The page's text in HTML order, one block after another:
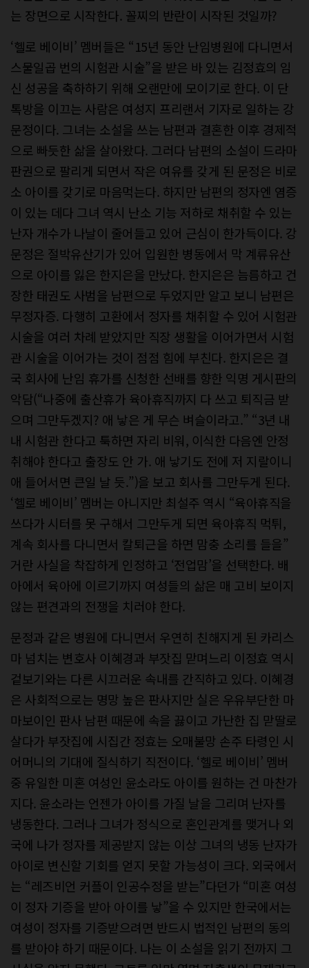
는 장면으로 시작한다. 꼴찌의 반란이 시작된 것일까?
‘헬로 베이비’ 멤버들은 “15년 동안 난임병원에 다니면서
스물일곱 번의 시험관 시술”을 받은 바 있는 김정효의 임
신 성공을 축하하기 위해 오랜만에 모이기로 한다. 이 단
톡방을 이끄는 사람은 여성지 프리랜서 기자로 일하는 강
문정이다. 그녀는 소설을 쓰는 남편과 결혼한 이후 경제적
으로 빠듯한 삶을 살아왔다. 그러다 남편의 소설이 드라마
판권으로 팔리게 되면서 작은 여유를 갖게 된 문정은 비로
소 아이를 갖기로 마음먹는다. 하지만 남편의 정자엔 염증
이 있는 데다 그녀 역시 난소 기능 저하로 채취할 수 있는
난자 개수가 나날이 줄어들고 있어 근심이 한가득이다. 강
문정은 절박유산기가 있어 입원한 병동에서 막 계류유산
으로 아이를 잃은 한지은을 만났다. 한지은은 늠름하고 건
장한 태권도 사범을 남편으로 두었지만 알고 보니 남편은
무정자증. 다행히 고환에서 정자를 채취할 수 있어 시험관
시술을 여러 차례 받았지만 직장 생활을 이어가면서 시험
관 시술을 이어가는 것이 점점 힘에 부친다. 한지은은 결
국 회사에 난임 휴가를 신청한 선배를 향한 익명 게시판의
악담(“나중에 출산휴가 육아휴직까지 다 쓰고 퇴직금 받
으며 그만두겠지? 애 낳은 게 무슨 벼슬이라고.” “3년 내
내 시험관 한다고 툭하면 자리 비워, 이식한 다음엔 안정
취해야 한다고 출장도 안 가. 애 낳기도 전에 저 지랄이니
애 들어서면 큰일 날 듯.”)을 보고 회사를 그만두게 된다.
‘헬로 베이비’ 멤버는 아니지만 최설주 역시 “육아휴직을
쓰다가 시터를 못 구해서 그만두게 되면 육아휴직 먹튀,
계속 회사를 다니면서 칼퇴근을 하면 맘충 소리를 들을”
거란 사실을 착잡하게 인정하고 ‘전업맘’을 선택한다. 배
아에서 육아에 이르기까지 여성들의 삶은 매 고비 보이지
않는 편견과의 전쟁을 치러야 한다.
문정과 같은 병원에 다니면서 우연히 친해지게 된 카리스
마 넘치는 변호사 이혜경과 부잣집 맏며느리 이정효 역시
겉보기와는 다른 시끄러운 속내를 간직하고 있다. 이혜경
은 사회적으로는 명망 높은 판사지만 실은 우유부단한 마
마보이인 판사 남편 때문에 속을 끓이고 가난한 집 맏딸로
살다가 부잣집에 시집간 정효는 오매불망 손주 타령인 시
어머니의 기대에 질식하기 직전이다. ‘헬로 베이비’ 멤버
중 유일한 미혼 여성인 윤소라도 아이를 원하는 건 마찬가
지다. 윤소라는 언젠가 아이를 가질 날을 그리며 난자를
냉동한다. 그러나 그녀가 정식으로 혼인관계를 맺거나 외
국에 나가 정자를 제공받지 않는 이상 그녀의 냉동 난자가
아이로 변신할 기회를 얻지 못할 가능성이 크다. 외국에서
는 “레즈비언 커플이 인공수정을 받는”다던가 “미혼 여성
이 정자 기증을 받아 아이를 낳”을 수 있지만 한국에서는
여성이 정자를 기증받으려면 반드시 법적인 남편의 동의
를 받아야 하기 때문이다. 나는 이 소설을 읽기 전까지 그